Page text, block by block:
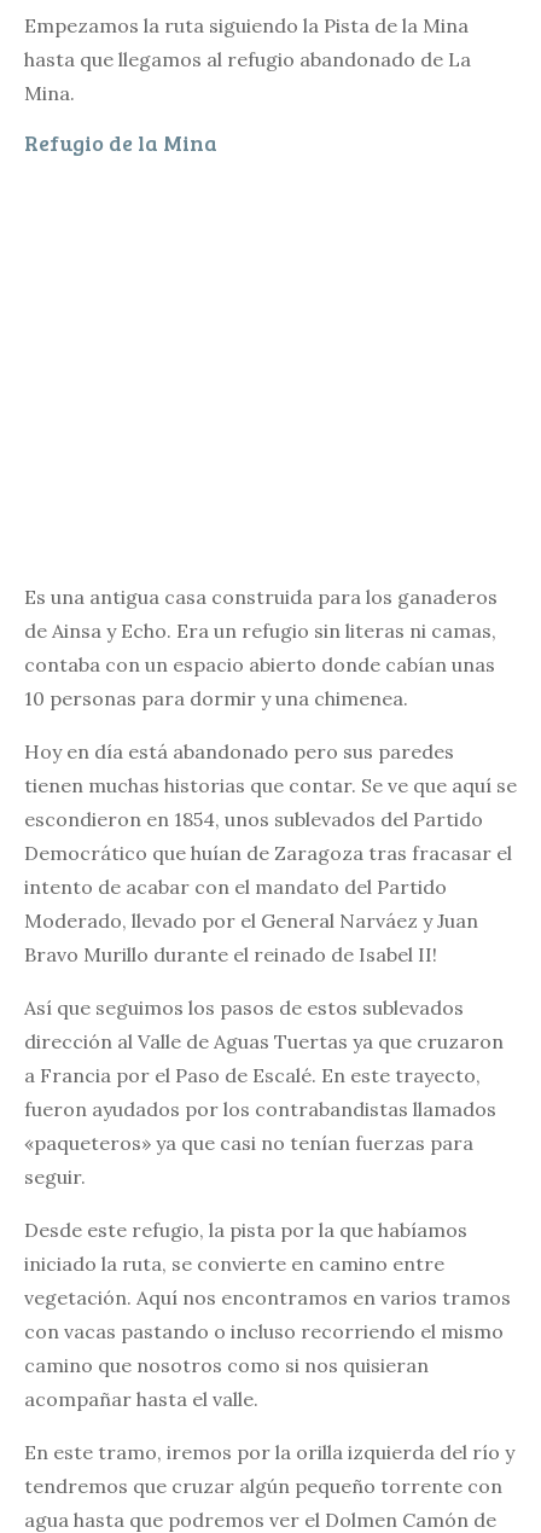
Empezamos la ruta siguiendo la Pista de la Mina
hasta que llegamos al refugio abandonado de La
Mina.
Refugio de la Mina
Es una antigua casa construida para los ganaderos
de Ainsa y Echo. Era un refugio sin literas ni camas,
contaba con un espacio abierto donde cabían unas
10 personas para dormir y una chimenea.
Hoy en día está abandonado pero sus paredes
tienen muchas historias que contar. Se ve que aquí se
escondieron en 1854, unos sublevados del Partido
Democrático que huían de Zaragoza tras fracasar el
intento de acabar con el mandato del Partido
Moderado, llevado por el General Narváez y Juan
Bravo Murillo durante el reinado de Isabel II!
Así que seguimos los pasos de estos sublevados
dirección al Valle de Aguas Tuertas ya que cruzaron
a Francia por el Paso de Escalé. En este trayecto,
fueron ayudados por los contrabandistas llamados
«paqueteros» ya que casi no tenían fuerzas para
seguir.
Desde este refugio, la pista por la que habíamos
iniciado la ruta, se convierte en camino entre
vegetación. Aquí nos encontramos en varios tramos
con vacas pastando o incluso recorriendo el mismo
camino que nosotros como si nos quisieran
acompañar hasta el valle.
En este tramo, iremos por la orilla izquierda del río y
tendremos que cruzar algún pequeño torrente con
agua hasta que podremos ver el Dolmen Camón de